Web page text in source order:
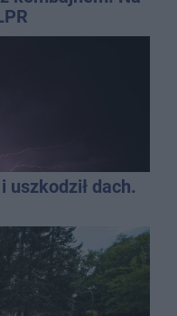
uszkodził dach.